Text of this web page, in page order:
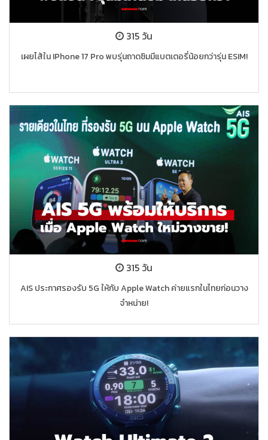
315 วัน
เผยไส้ใน IPhone 17 Pro พบรุ่นถาดซิมมีแบตเตอรี่น้อยกว่ารุ่น ESIM!
315 วัน
AIS ประกาศรองรับ 5G ให้กับ Apple Watch ค่ายแรกในไทยก่อนวาง
จำหน่าย!